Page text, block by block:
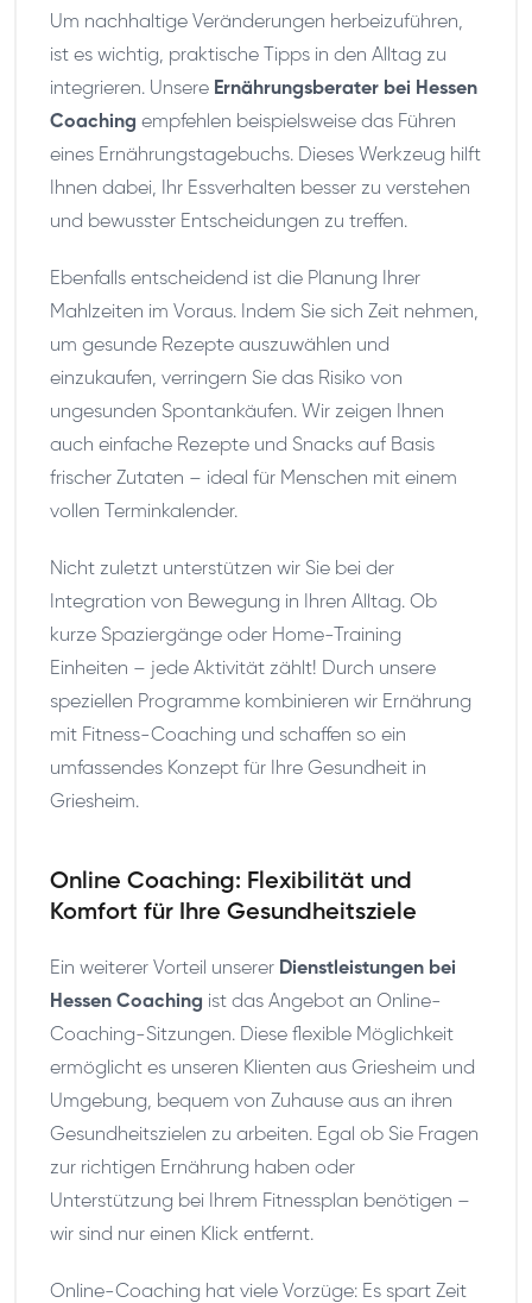
Um nachhaltige Veränderungen herbeizuführen,
ist es wichtig, praktische Tipps in den Alltag zu
integrieren. Unsere Ernährungsberater bei Hessen
Coaching empfehlen beispielsweise das Führen
eines Ernährungstagebuchs. Dieses Werkzeug hilft
Ihnen dabei, Ihr Essverhalten besser zu verstehen
und bewusster Entscheidungen zu treffen.
Ebenfalls entscheidend ist die Planung Ihrer
Mahlzeiten im Voraus. Indem Sie sich Zeit nehmen,
um gesunde Rezepte auszuwählen und
einzukaufen, verringern Sie das Risiko von
ungesunden Spontankäufen. Wir zeigen Ihnen
auch einfache Rezepte und Snacks auf Basis
frischer Zutaten – ideal für Menschen mit einem
vollen Terminkalender.
Nicht zuletzt unterstützen wir Sie bei der
Integration von Bewegung in Ihren Alltag. Ob
kurze Spaziergänge oder Home-Training
Einheiten – jede Aktivität zählt! Durch unsere
speziellen Programme kombinieren wir Ernährung
mit Fitness-Coaching und schaffen so ein
umfassendes Konzept für Ihre Gesundheit in
Griesheim.
Online Coaching: Flexibilität und
Komfort für Ihre Gesundheitsziele
Ein weiterer Vorteil unserer Dienstleistungen bei
Hessen Coaching ist das Angebot an Online-
Coaching-Sitzungen. Diese flexible Möglichkeit
ermöglicht es unseren Klienten aus Griesheim und
Umgebung, bequem von Zuhause aus an ihren
Gesundheitszielen zu arbeiten. Egal ob Sie Fragen
zur richtigen Ernährung haben oder
Unterstützung bei Ihrem Fitnessplan benötigen –
wir sind nur einen Klick entfernt.
Online-Coaching hat viele Vorzüge: Es spart Zeit